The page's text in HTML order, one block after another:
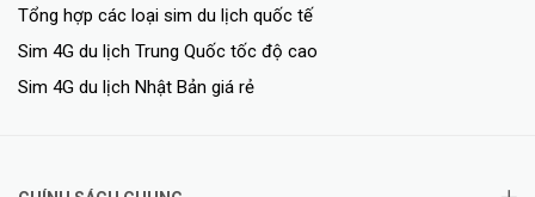
3×10/100 Cổng LAN Base-T
1× Khe cắm thẻ Micro SIM
Kích thước（W×D×H）: 175mm×100mm×25mm
Tổng hợp các loại sim du lịch quốc tế
Sim 4G du lịch Trung Quốc tốc độ cao
Sim 4G du lịch Nhật Bản giá rẻ